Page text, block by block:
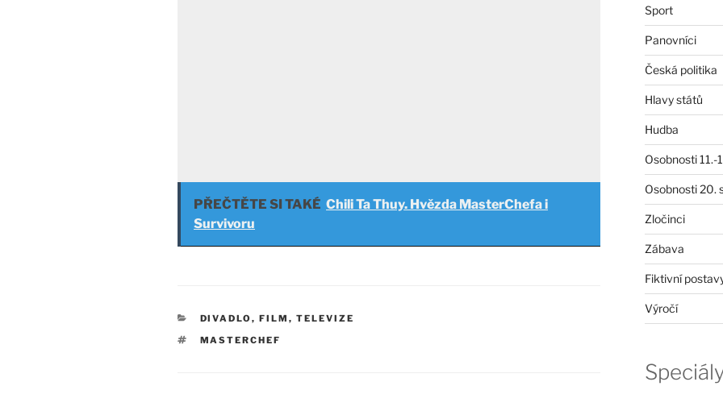
PŘEČTĚTE SI TAKÉ Chili Ta Thuy. Hvězda MasterChefa i
Survivoru
RUBRIKY
DIVADLO, FILM, TELEVIZE
ŠTÍTKY
MASTERCHEF
Sport
Panovníci
Česká politika
Hlavy států
Hudba
Osobnosti 11.-
Osobnosti 20.
Zločinci
Zábava
Fiktivní
Výročí